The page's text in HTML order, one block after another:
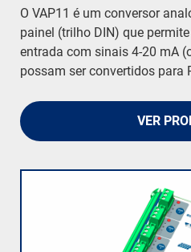
O VAP11 é um conversor
painel (trilho DIN) que
entrada com sinais 4-20 mA
possam ser convertidos para
VER